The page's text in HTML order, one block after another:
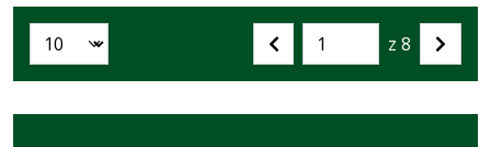
Liczba artykułów na stronie:
Poprzednia
Przejdź
do
z 8